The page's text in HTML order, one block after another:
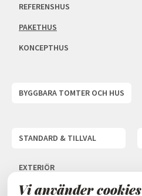
REFERENSHUS
PAKETHUS
KONCEPTHUS
BYGGBARA TOMTER OCH HUS
STANDARD & TILLVAL
EXTERIÖR
INTERIÖR
Vi använder cookies